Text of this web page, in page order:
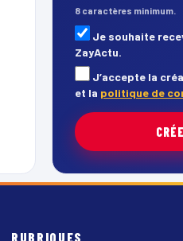
8 caractères minimum.
Je souhaite
ZayActu.
J’accepte la
et la politique de
RUBRIQUES